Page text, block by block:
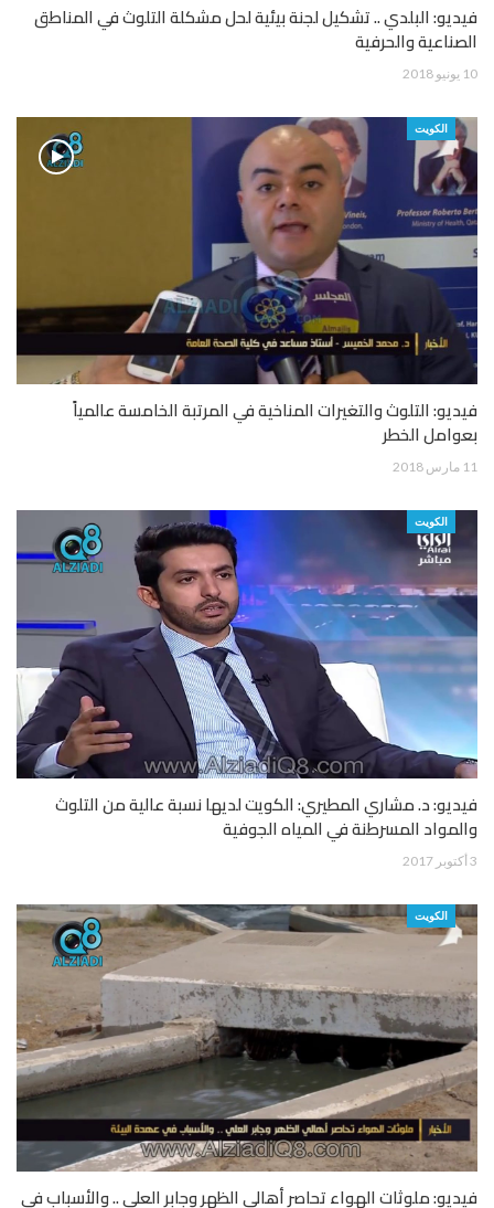
فيديو: البلدي .. تشكيل لجنة بيئية لحل مشكلة التلوث في المناطق
الصناعية والحرفية
10 يونيو 2018
الكويت
فيديو: التلوث والتغيرات المناخية في المرتبة الخامسة عالمياً
بعوامل الخطر
11 مارس 2018
الكويت
فيديو: د. مشاري المطيري: الكويت لديها نسبة عالية من التلوث
والمواد المسرطنة في المياه الجوفية
3 أكتوبر 2017
الكويت
فيديو: ملوثات الهواء تحاصر أهالي الظهر وجابر العلي .. والأسباب في